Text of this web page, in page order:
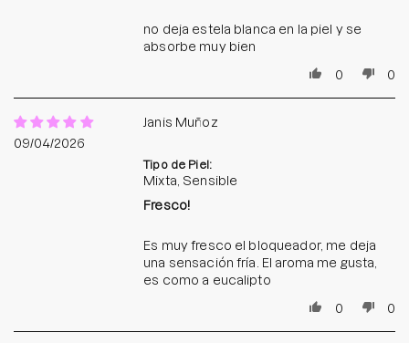
no deja estela blanca en la piel y se
absorbe muy bien
0
0
09/04/2026
Janis Muñoz
Tipo de Piel:
Mixta, Sensible
Fresco!
Es muy fresco el bloqueador, me deja
una sensación fría. El aroma me gusta,
es como a eucalipto
0
0